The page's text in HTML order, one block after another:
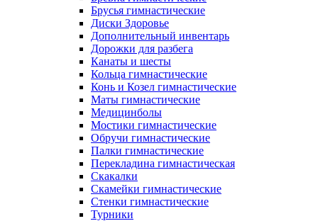
Брусья гимнастические
Диски Здоровье
Дополнительный инвентарь
Дорожки для разбега
Канаты и шесты
Кольца гимнастические
Конь и Козел гимнастические
Маты гимнастические
Медицинболы
Мостики гимнастические
Обручи гимнастические
Палки гимнастические
Перекладина гимнастическая
Скакалки
Скамейки гимнастические
Стенки гимнастические
Турники